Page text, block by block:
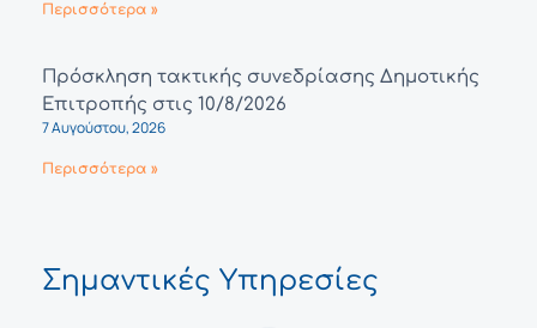
Περισσότερα »
Πρόσκληση τακτικής συνεδρίασης Δημοτικής
Επιτροπής στις 10/8/2026
7 Αυγούστου, 2026
Περισσότερα »
Σημαντικές Υπηρεσίες